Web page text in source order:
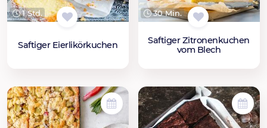
1 Std.
Saftiger Eierlikörkuchen
30 Min.
Saftiger Zitronenkuchen
vom Blech